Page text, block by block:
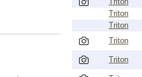
Triton
Triton
Triton
Triton